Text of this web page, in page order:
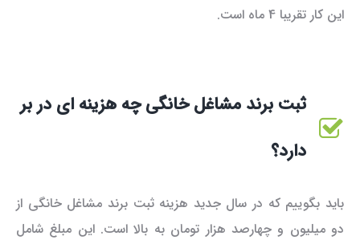
این کار تقریبا 4 ماه است.
ثبت برند مشاغل خانگی چه هزینه ای در بر
دارد؟
باید بگوییم که در سال جدید هزینه ثبت برند مشاغل خانگی از
دو میلیون و چهارصد هزار تومان به بالا است. این مبلغ شامل